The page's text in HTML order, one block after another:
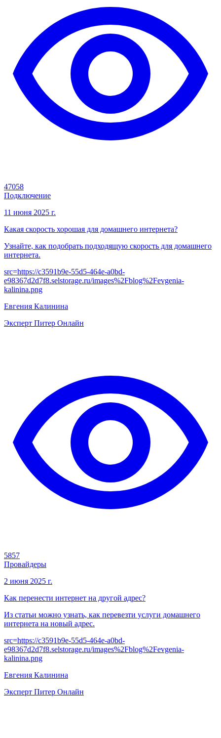
47058
Подключение
11 июня 2025 г.
Какая скорость хорошая для домашнего интернета?
Узнайте, как подобрать подходящую скорость для домашнего
интернета.
src=https://c3591b9e-55d5-464e-a0bd-
e98367d2d7f8.selstorage.ru/images%2Fblog%2Fevgenia-
kalinina.png
Евгения Калинина
Эксперт Питер Онлайн
5857
Провайдеры
2 июня 2025 г.
Как перенести интернет на другой адрес?
Из статьи можно узнать, как перевезти услуги домашнего
интернета на новый адрес.
src=https://c3591b9e-55d5-464e-a0bd-
e98367d2d7f8.selstorage.ru/images%2Fblog%2Fevgenia-
kalinina.png
Евгения Калинина
Эксперт Питер Онлайн